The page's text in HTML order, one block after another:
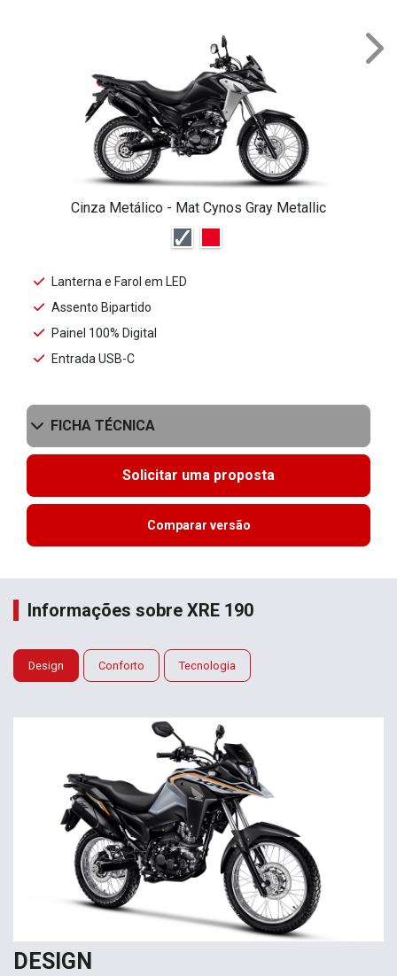
Cinza Metálico - Mat Cynos Gray Metallic
Lanterna e Farol em LED
Assento Bipartido
Painel 100% Digital
Entrada USB-C
FICHA TÉCNICA
Solicitar uma proposta
Comparar versão
Informações sobre XRE 190
Design Conforto Tecnologia
DESIGN